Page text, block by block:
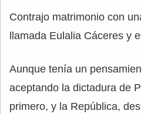
Contrajo matrimonio con
llamada Eulalia Cáceres y
Aunque tenía un
aceptando la dictadura de
primero, y la República,